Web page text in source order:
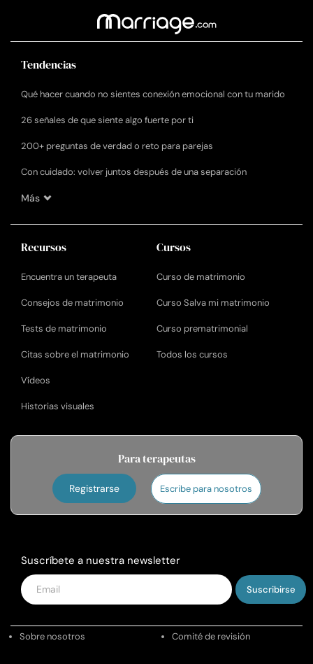
Tendencias
Qué hacer cuando no sientes conexión emocional con tu marido
26 señales de que siente algo fuerte por ti
200+ preguntas de verdad o reto para parejas
Con cuidado: volver juntos después de una separación
Más
Recursos
Encuentra un terapeuta
Consejos de matrimonio
Tests de matrimonio
Citas sobre el matrimonio
Vídeos
Historias visuales
Cursos
Curso de matrimonio
Curso Salva mi matrimonio
Curso prematrimonial
Todos los cursos
Para terapeutas
Registrarse Escribe para nosotros
Suscríbete a nuestra newsletter
Introduce
tu
Sobre nosotros Comité de revisión